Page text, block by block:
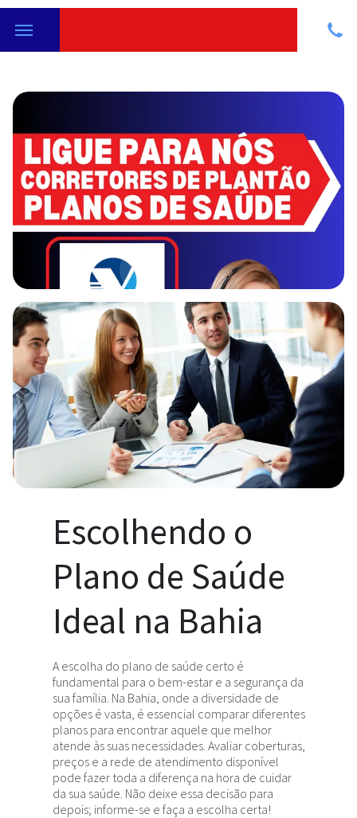
Escolhendo o
Plano de Saúde
Ideal na Bahia
A escolha do plano de saúde certo é
fundamental para o bem-estar e a segurança da
sua família. Na Bahia, onde a diversidade de
opções é vasta, é essencial comparar diferentes
planos para encontrar aquele que melhor
atende às suas necessidades. Avaliar coberturas,
preços e a rede de atendimento disponível
pode fazer toda a diferença na hora de cuidar
da sua saúde. Não deixe essa decisão para
depois; informe-se e faça a escolha certa!